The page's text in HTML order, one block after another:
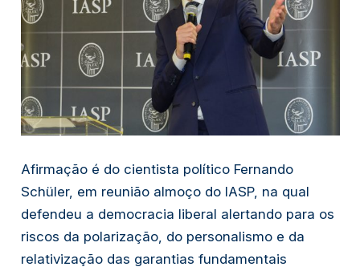
Afirmação é do cientista político Fernando
Schüler, em reunião almoço do IASP, na qual
defendeu a democracia liberal alertando para os
riscos da polarização, do personalismo e da
relativização das garantias fundamentais